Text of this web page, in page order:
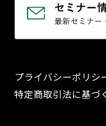
プライバシーポリシ
特定商取引法に基づ